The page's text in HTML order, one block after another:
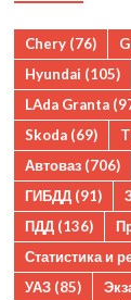
Chery (76)
Hyundai (105)
LAda Granta
Skoda (69)
Автоваз (706)
ГИБДД (91)
ПДД (136)
Статистика и
УАЗ (85)